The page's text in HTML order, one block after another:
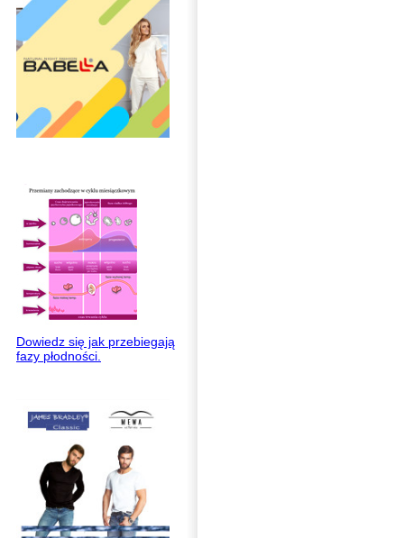
Dowiedz się jak przebiegają
fazy płodności.